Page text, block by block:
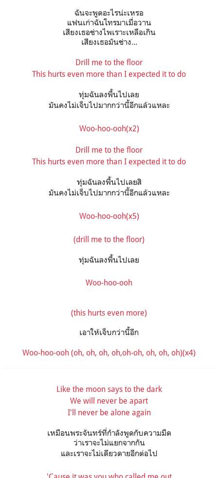
ฉันจะพูดอะไรน่ะเหรอ
แฟนเก่าฉันโทรมาเมื่อวาน
เสียงเธอช่างไพเราะเหลือเกิน
เสียงเธอมันช่าง...
Drill me to the floor
This hurts even more than I expected it to do
ทุ่มฉันลงพื้นไปเลย
มันคงไม่เจ็บไปมากกว่านี้อีกแล้วแหละ
Woo-hoo-ooh(x2)
Drill me to the floor
This hurts even more than I expected it to do
ทุ่มฉันลงพื้นไปเลยสิ
มันคงไม่เจ็บไปมากกว่านี้อีกแล้วแหละ
Woo-hoo-ooh(x5)
(drill me to the floor)
ทุ่มฉันลงพื้นไปเลย
Woo-hoo-ooh
(this hurts even more)
เอาให้เจ็บกว่านี้อีก
Woo-hoo-ooh (oh, oh, oh, oh,oh-oh, oh, oh, oh)(x4)
Like the moon says to the dark
We will never be apart
I'll never be alone again
เหมือนพระจันทร์ที่กำลังพูดกับความมืด
ว่าเราจะไม่แยกจากกัน
และเราจะไม่เดียวดายอีกต่อไป